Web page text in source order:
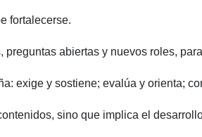
fortalecerse.
preguntas abiertas y nuevos roles,
exige y sostiene; evalúa y orienta;
sino que implica el